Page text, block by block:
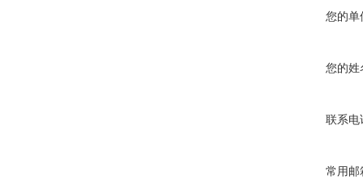
您的单
您的姓
联系电
常用邮